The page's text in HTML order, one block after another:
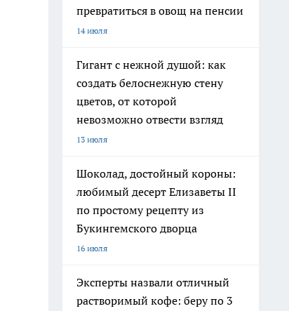
превратиться в овощ на пенсии
14 июля
Гигант с нежной душой: как
создать белоснежную стену
цветов, от которой
невозможно отвести взгляд
13 июля
Шоколад, достойный короны:
любимый десерт Елизаветы II
по простому рецепту из
Букингемского дворца
16 июля
Эксперты назвали отличный
растворимый кофе: беру по 3